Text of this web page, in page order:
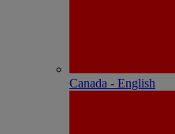
Canada - English